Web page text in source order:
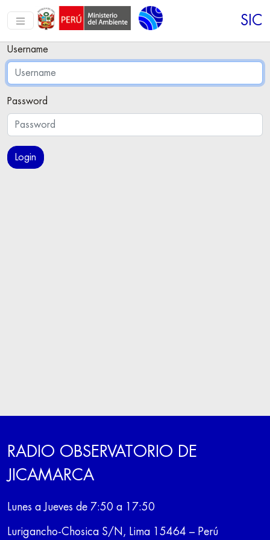
SIC
Username
Password
Login
RADIO OBSERVATORIO DE
JICAMARCA
Lunes a Jueves de 7:50 a 17:50
Lurigancho-Chosica S/N, Lima 15464 – Perú